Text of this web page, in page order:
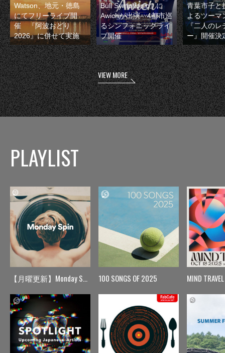
Watson、地元・徳島
にてフリーライブ開
催 『阿波おどり
2026』に併せて実施
Bull Symphonic』に
Awichが出演 4都市巡
るシンフォニックライ
ブ開催
青葉市子と
よるツーマ
『二人のレ
ー』開催決
VIEW MORE
PLAYLIST
【月曜更新】Monday Spin 100 SONGS OF 2025 MIND TRAVEL